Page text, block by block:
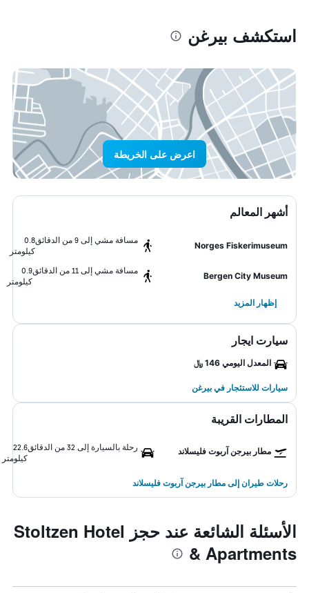
استكشف بيرغن
اعرض على الخريطة
أشهر المعالم
Norges Fiskerimuseum
مسافة مشي إلى 9 من الدقائق
0.8
كيلومتر
Bergen City Museum
مسافة مشي إلى 11 من الدقائق
0.9
كيلومتر
إظهار المزيد
سيارت ايجار
المعدل اليومي 146 ﷼
سيارات للاستئجار في بيرغن
المطارات القريبة
مطار بيرجن آربوت فليسلاند رحلة بالسيارة إلى 32 من الدقائق
22.6
كيلومتر
رحلات طيران إلى مطار بيرجن آربوت فليسلاند
الأسئلة الشائعة عند حجز Stoltzen Hotel
& Apartments